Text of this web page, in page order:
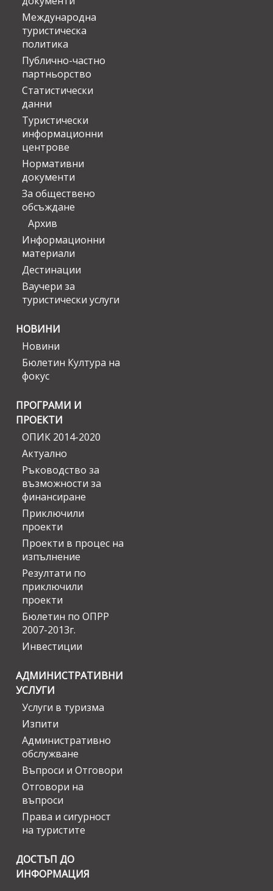
Международна
туристическа
политика
Публично-частно
партньорство
Статистически
данни
Туристически
информационни
центрове
Нормативни
документи
За обществено
обсъждане
Архив
Информационни
материали
Дестинации
Ваучери за
туристически услуги
НОВИНИ
Новини
Бюлетин Култура на
фокус
ПРОГРАМИ И
ПРОЕКТИ
ОПИК 2014-2020
Актуално
Ръководство за
възможности за
финансиране
Приключили
проекти
Проекти в процес на
изпълнение
Резултати по
приключили
проекти
Бюлетин по ОПРР
2007-2013г.
Инвестиции
АДМИНИСТРАТИВНИ
УСЛУГИ
Услуги в туризма
Изпити
Административно
обслужване
Въпроси и Отговори
Отговори на
въпроси
Права и сигурност
на туристите
ДОСТЪП ДО
ИНФОРМАЦИЯ